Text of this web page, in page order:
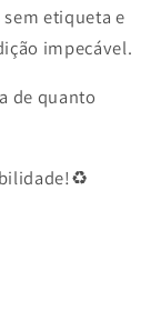
etiqueta e
impecável.
de quanto